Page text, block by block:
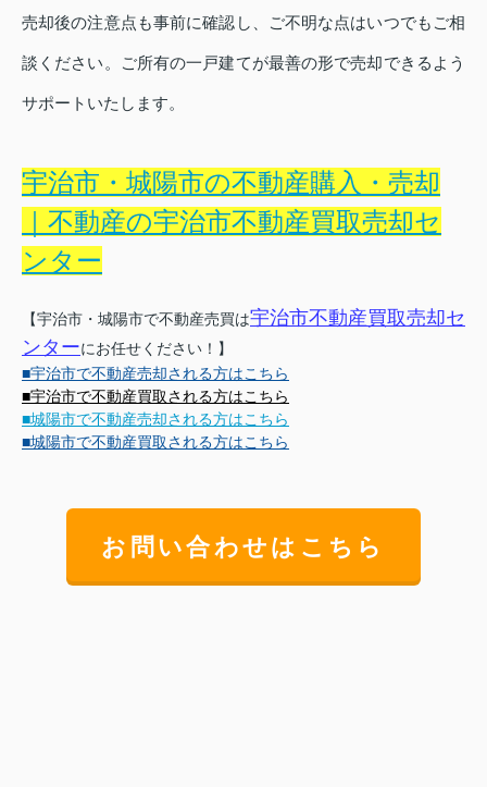
売却後の注意点も事前に確認し、ご不明な点はいつでもご相
談ください。ご所有の一戸建てが最善の形で売却できるよう
サポートいたします。
宇治市・城陽市の不動産購入・売却
｜不動産の宇治市不動産買取売却セ
ンター
【宇治市・城陽市で不動産売買は宇治市不動産買取売却セ
ンターにお任せください！】
■宇治市で不動産売却される方はこちら
■宇治市で不動産買取される方はこちら
■城陽市で不動産売却される方はこちら
■城陽市で不動産買取される方はこちら
お問い合わせはこちら